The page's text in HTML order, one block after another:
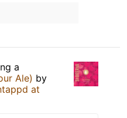
a
Ale) by
at